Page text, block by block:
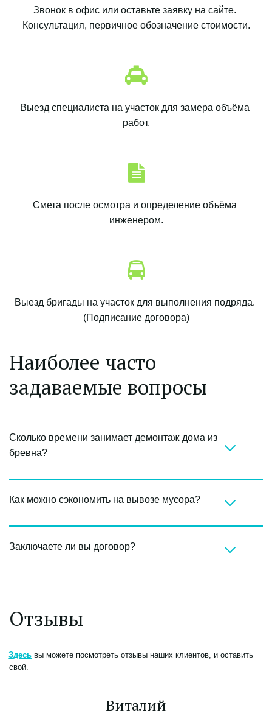
Звонок в офис или оставьте заявку на сайте.
Консультация, первичное обозначение стоимости.
Выезд специалиста на участок для замера объёма
работ.
Смета после осмотра и определение объёма
инженером.
Выезд бригады на участок для выполнения подряда.
(Подписание договора)
Наиболее часто
задаваемые вопросы
Сколько времени занимает демонтаж дома из
бревна?
Как можно сэкономить на вывозе мусора?
Заключаете ли вы договор?
Отзывы
Здесь вы можете посмотреть отзывы наших клиентов, и оставить
свой.
Виталий